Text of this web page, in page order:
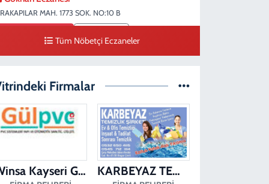
MAH. 1773 SOK. NO:10 B
Erman Eczanesi
MAH. 2040 SOK. NO:11 B
0 (258) 361 43 49 Yol Tarifi Al
Tüm Nöbetçi Eczaneler
Firmalar
Winsa Kayseri Gül Pvc Pencere Kayseri Winsa KARBEYAZ TEMİZLİK